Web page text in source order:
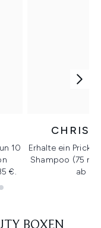
10
€.
Erhalte ein
Shampoo (75
ab